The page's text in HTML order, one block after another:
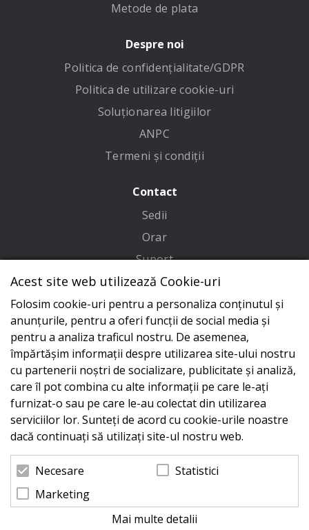
© 2026 Zeus Service case de marcat fiscale. Powered
Metode de plata
Despre noi
Politica de confidenţialitate/GDPR
Politica de utilizare cookie-uri
Soluționarea litigiilor
ANPC
Termeni și condiții
Contact
Sedii
Orar
Suport
Adresa
Conecteaza-te cu noi
Acest site web utilizează Cookie-uri
Folosim cookie-uri pentru a personaliza conținutul și
anunțurile, pentru a oferi funcții de social media și
pentru a analiza traficul nostru. De asemenea,
împărtășim informații despre utilizarea site-ului nostru
cu partenerii noștri de socializare, publicitate și analiză,
care îl pot combina cu alte informații pe care le-ați
furnizat-o sau pe care le-au colectat din utilizarea
serviciilor lor. Sunteți de acord cu cookie-urile noastre
dacă continuați să utilizați site-ul nostru web.
Necesare
Statistici
Marketing
Mai multe detalii